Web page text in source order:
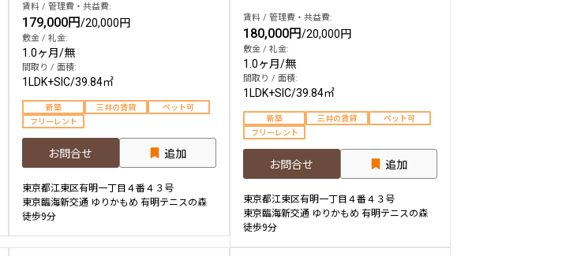
賃料 / 管理費・共益費:
179,000円/20,000円
敷金 / 礼金:
1.0ヶ月/無
間取り / 面積:
1LDK+SIC/39.84㎡
新築 三井の賃貸
ペット可
フリーレント
お問合せ 追加
東京都江東区有明一丁目４番４３号
東京臨海新交通 ゆりかもめ 有明テニスの森
徒歩9分
賃料 / 管理費・共益費:
180,000円/20,000円
敷金 / 礼金:
1.0ヶ月/無
間取り / 面積:
1LDK+SIC/39.84㎡
新築 三井の賃貸
ペット可
フリーレント
お問合せ 追加
東京都江東区有明一丁目４番４３号
東京臨海新交通 ゆりかもめ 有明テニスの森
徒歩9分